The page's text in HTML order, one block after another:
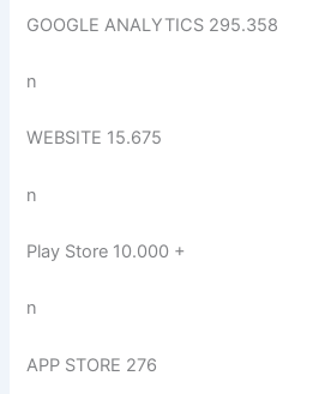
GOOGLE ANALYTICS 295.358
n
WEBSITE 15.675
n
Play Store 10.000 +
n
APP STORE 276